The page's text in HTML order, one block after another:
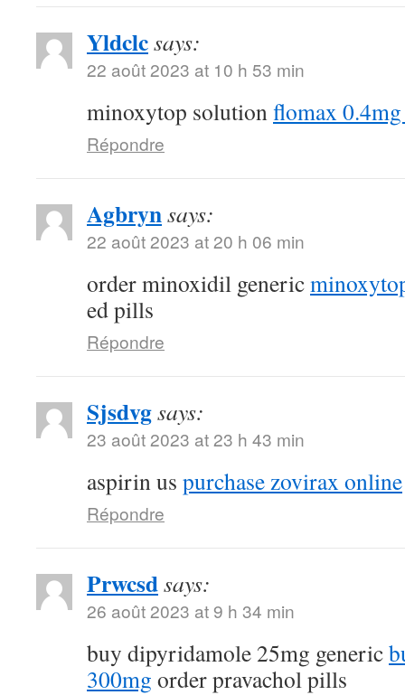
Yldclcsays:
22 août 2023 at 10 h 53 min
minoxytop solutionflomax
Répondre
Agbrynsays:
22 août 2023 at 20 h 06 min
order minoxidil generic
ed pills
Répondre
Sjsdvgsays:
23 août 2023 at 23 h 43 min
aspirin us purchase zovirax online
Répondre
Prwcsdsays:
26 août 2023 at 9 h 34 min
buy dipyridamole 25mg generic
300mg order pravachol pills